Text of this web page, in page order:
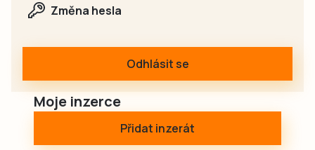
Moje inzerce
Přidat inzerát
Změna hesla
Odhlásit se